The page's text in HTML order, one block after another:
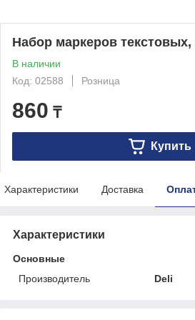
Набор маркеров текстовых,
В наличии
Код: 02588
Розница
860 ₸
Купить
Характеристики Доставка
Характеристики
Основные
Производитель
Deli